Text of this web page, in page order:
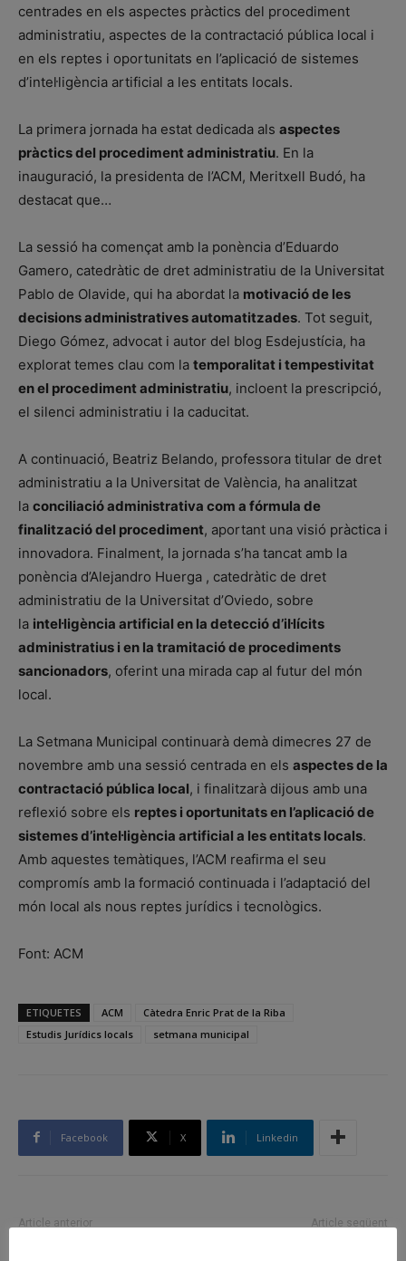
centrades en els aspectes pràctics del procediment
administratiu, aspectes de la contractació pública local i
en els reptes i oportunitats en l’aplicació de sistemes
d’intel·ligència artificial a les entitats locals.
La primera jornada ha estat dedicada als aspectes
pràctics del procediment administratiu. En la
inauguració, la presidenta de l’ACM, Meritxell Budó, ha
destacat que…
La sessió ha començat amb la ponència d’Eduardo
Gamero, catedràtic de dret administratiu de la Universitat
Pablo de Olavide, qui ha abordat la motivació de les
decisions administratives automatitzades. Tot seguit,
Diego Gómez, advocat i autor del blog Esdejustícia, ha
explorat temes clau com la temporalitat i tempestivitat
en el procediment administratiu, incloent la prescripció,
el silenci administratiu i la caducitat.
A continuació, Beatriz Belando, professora titular de dret
administratiu a la Universitat de València, ha analitzat
la conciliació administrativa com a fórmula de
finalització del procediment, aportant una visió pràctica i
innovadora. Finalment, la jornada s’ha tancat amb la
ponència d’Alejandro Huerga , catedràtic de dret
administratiu de la Universitat d’Oviedo, sobre
la intel·ligència artificial en la detecció d’il·lícits
administratius i en la tramitació de procediments
sancionadors, oferint una mirada cap al futur del món
local.
La Setmana Municipal continuarà demà dimecres 27 de
novembre amb una sessió centrada en els aspectes de la
contractació pública local, i finalitzarà dijous amb una
reflexió sobre els reptes i oportunitats en l’aplicació de
sistemes d’intel·ligència artificial a les entitats locals.
Amb aquestes temàtiques, l’ACM reafirma el seu
compromís amb la formació continuada i l’adaptació del
món local als nous reptes jurídics i tecnològics.
Font: ACM
ETIQUETES ACM
Càtedra Enric Prat de la Riba
Estudis Jurídics locals
setmana municipal
Facebook X Linkedin
Article anterior Article següent